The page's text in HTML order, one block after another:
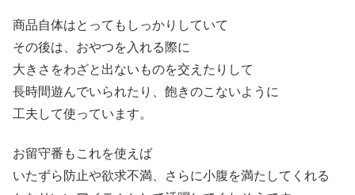
商品自体はとってもしっかりしていて
その後は、おやつを入れる際に
大きさをわざと出ないものを交えたりして
長時間遊んでいられたり、飽きのこないように
工夫して使っています。
お留守番もこれを使えば
いたずら防止や欲求不満、さらに小腹を満たしてくれる